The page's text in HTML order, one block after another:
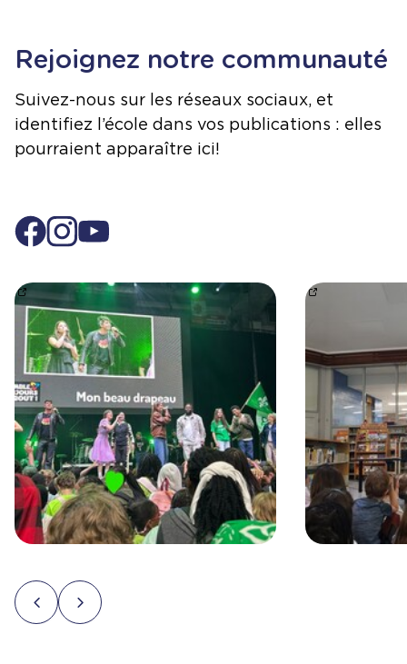
Rejoignez notre communauté
Suivez-nous sur les réseaux sociaux, et
identifiez l’école dans vos publications : elles
pourraient apparaître ici!
Projet en sciences – Flotte ou coule? https://